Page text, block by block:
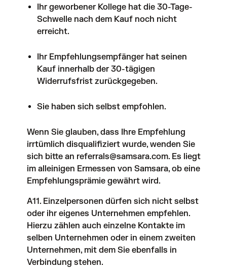
Ihr geworbener Kollege hat die 30-Tage-
Schwelle nach dem Kauf noch nicht
erreicht.
Ihr Empfehlungsempfänger hat seinen
Kauf innerhalb der 30-tägigen
Widerrufsfrist zurückgegeben.
Sie haben sich selbst empfohlen.
Wenn Sie glauben, dass Ihre Empfehlung
irrtümlich disqualifiziert wurde, wenden Sie
sich bitte an referrals@samsara.com. Es liegt
im alleinigen Ermessen von Samsara, ob eine
Empfehlungsprämie gewährt wird.
A11. Einzelpersonen dürfen sich nicht selbst
oder ihr eigenes Unternehmen empfehlen.
Hierzu zählen auch einzelne Kontakte im
selben Unternehmen oder in einem zweiten
Unternehmen, mit dem Sie ebenfalls in
Verbindung stehen.